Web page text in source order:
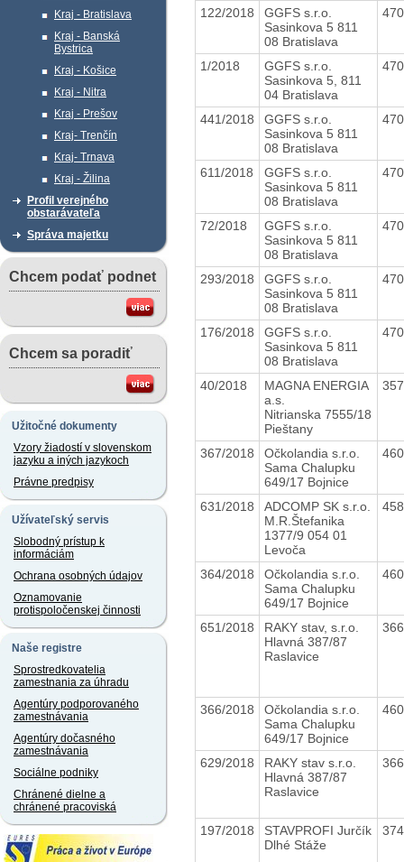
Kraj - Bratislava
Kraj - Banská
Bystrica
Kraj - Košice
Kraj - Nitra
Kraj - Prešov
Kraj- Trenčín
Kraj- Trnava
Kraj - Žilina
Profil verejného
obstarávateľa
Správa majetku
Chcem podať podnet
Chcem sa poradiť
Užitočné dokumenty
Vzory žiadostí v slovenskom
jazyku a iných jazykoch
Právne predpisy
Užívateľský servis
Slobodný prístup k
informáciám
Ochrana osobných údajov
Oznamovanie
protispoločenskej činnosti
Naše registre
Sprostredkovatelia
zamestnania za úhradu
Agentúry podporovaného
zamestnávania
Agentúry dočasného
zamestnávania
Sociálne podniky
Chránené dielne a
chránené pracoviská
122/2018
GGFS s.r.o.
Sasinkova 5 811
08 Bratislava
1/2018
GGFS s.r.o.
Sasinkova 5, 811
04 Bratislava
441/2018
GGFS s.r.o.
Sasinkova 5 811
08 Bratislava
611/2018
GGFS s.r.o.
Sasinkova 5 811
08 Bratislava
72/2018
GGFS s.r.o.
Sasinkova 5 811
08 Bratislava
293/2018
GGFS s.r.o.
Sasinkova 5 811
08 Bratislava
176/2018
GGFS s.r.o.
Sasinkova 5 811
08 Bratislava
40/2018
MAGNA ENERGIA
a.s.
Nitrianska 7555/18
Pieštany
367/2018
Očkolandia s.r.o.
Sama Chalupku
649/17 Bojnice
631/2018
ADCOMP SK s.r.o.
M.R.Štefanika
1377/9 054 01
Levoča
364/2018
Očkolandia s.r.o.
Sama Chalupku
649/17 Bojnice
651/2018
RAKY stav, s.r.o.
Hlavná 387/87
Raslavice
366/2018
Očkolandia s.r.o.
Sama Chalupku
649/17 Bojnice
629/2018
RAKY stav s.r.o.
Hlavná 387/87
Raslavice
197/2018
STAVPROFI Jurčík
Dlhé Stáže